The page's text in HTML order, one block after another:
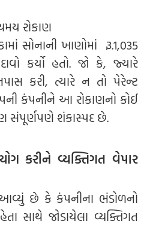
રોકાણ
સોનાની ખાણોમાં રૂ.1,035
કર્યો હતો. જો કે, જ્યારે
કરી, ત્યારે ન તો પેરેન્ટ
કંપનીને આ રોકાણનો કોઈ
સંપૂર્ણપણે શંકાસ્પદ છે.
કરીને વ્યક્તિગત વેપાર
છે કે કંપનીના ભંડોળનો
સાથે જોડાયેલા વ્યક્તિગત